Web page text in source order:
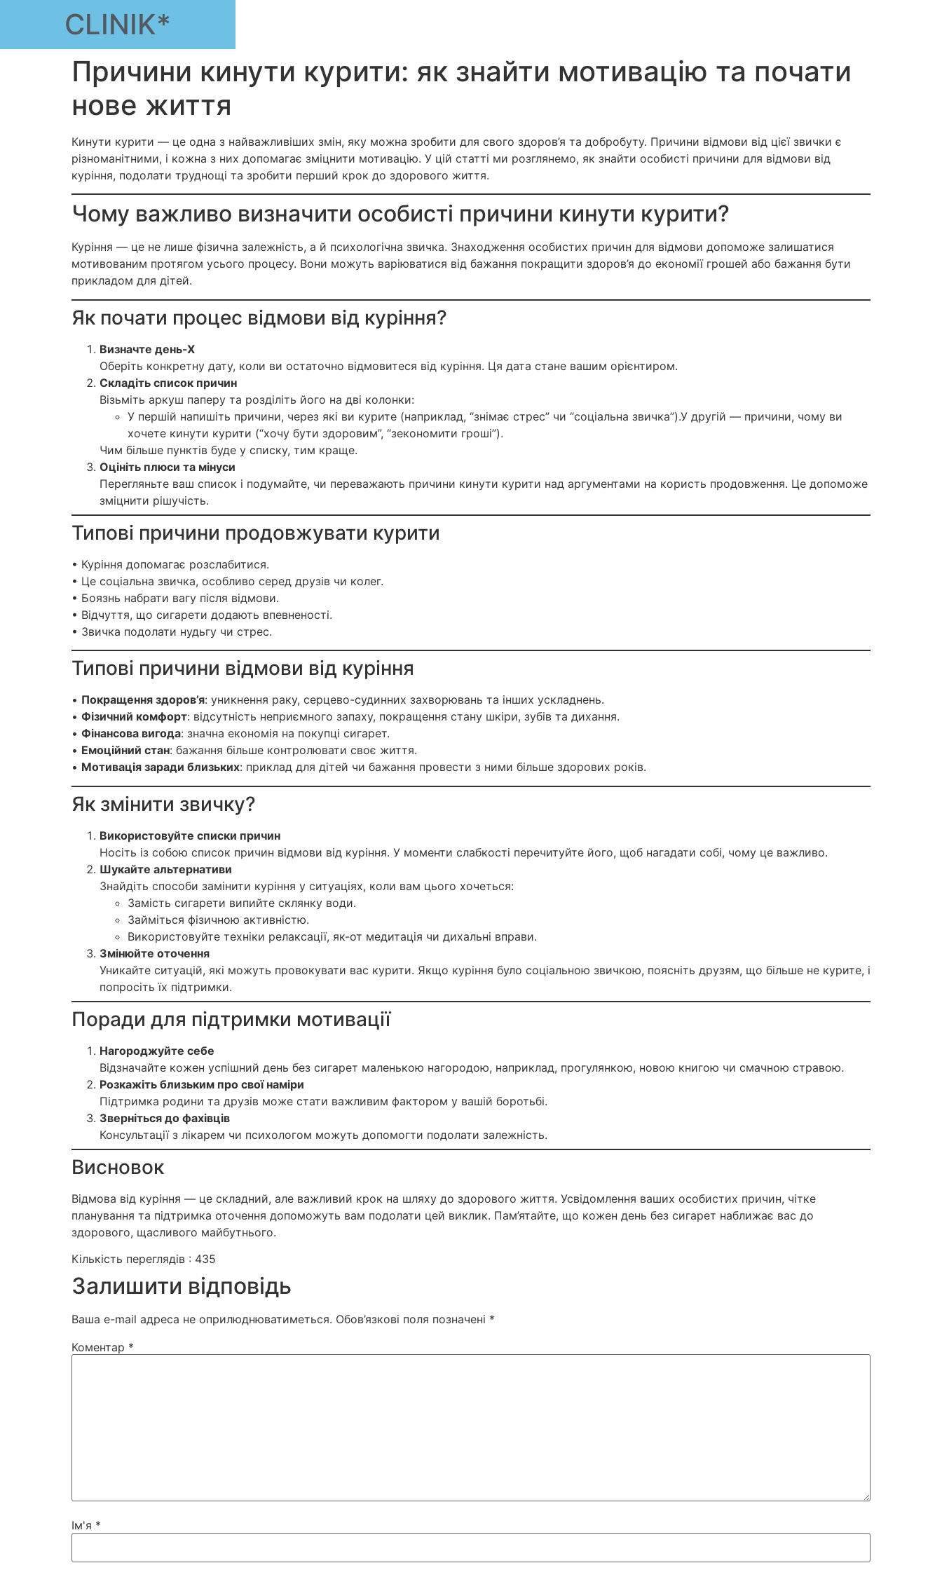
CLINIK*
Причини кинути курити: як знайти мотивацію та почати
нове життя
Кинути курити — це одна з найважливіших змін, яку можна зробити для свого здоров’я та добробуту. Причини відмови від цієї звички є
різноманітними, і кожна з них допомагає зміцнити мотивацію. У цій статті ми розглянемо, як знайти особисті причини для відмови від
куріння, подолати труднощі та зробити перший крок до здорового життя.
Чому важливо визначити особисті причини кинути курити?
Куріння — це не лише фізична залежність, а й психологічна звичка. Знаходження особистих причин для відмови допоможе залишатися
мотивованим протягом усього процесу. Вони можуть варіюватися від бажання покращити здоров’я до економії грошей або бажання бути
прикладом для дітей.
Як почати процес відмови від куріння?
Визначте день-Х
Оберіть конкретну дату, коли ви остаточно відмовитеся від куріння. Ця дата стане вашим орієнтиром.
Складіть список причин
Візьміть аркуш паперу та розділіть його на дві колонки:
У першій напишіть причини, через які ви курите (наприклад, “знімає стрес” чи “соціальна звичка”).У другій — причини, чому ви
хочете кинути курити (“хочу бути здоровим”, “зекономити гроші”).
Чим більше пунктів буде у списку, тим краще.
Оцініть плюси та мінуси
Перегляньте ваш список і подумайте, чи переважають причини кинути курити над аргументами на користь продовження. Це допоможе
зміцнити рішучість.
Типові причини продовжувати курити
• Куріння допомагає розслабитися.
• Це соціальна звичка, особливо серед друзів чи колег.
• Боязнь набрати вагу після відмови.
• Відчуття, що сигарети додають впевненості.
• Звичка подолати нудьгу чи стрес.
Типові причини відмови від куріння
• Покращення здоров’я: уникнення раку, серцево-судинних захворювань та інших ускладнень.
• Фізичний комфорт: відсутність неприємного запаху, покращення стану шкіри, зубів та дихання.
• Фінансова вигода: значна економія на покупці сигарет.
• Емоційний стан: бажання більше контролювати своє життя.
• Мотивація заради близьких: приклад для дітей чи бажання провести з ними більше здорових років.
Як змінити звичку?
Використовуйте списки причин
Носіть із собою список причин відмови від куріння. У моменти слабкості перечитуйте його, щоб нагадати собі, чому це важливо.
Шукайте альтернативи
Знайдіть способи замінити куріння у ситуаціях, коли вам цього хочеться:
Замість сигарети випийте склянку води.
Займіться фізичною активністю.
Використовуйте техніки релаксації, як-от медитація чи дихальні вправи.
Змінюйте оточення
Уникайте ситуацій, які можуть провокувати вас курити. Якщо куріння було соціальною звичкою, поясніть друзям, що більше не курите, і
попросіть їх підтримки.
Поради для підтримки мотивації
Нагороджуйте себе
Відзначайте кожен успішний день без сигарет маленькою нагородою, наприклад, прогулянкою, новою книгою чи смачною стравою.
Розкажіть близьким про свої наміри
Підтримка родини та друзів може стати важливим фактором у вашій боротьбі.
Зверніться до фахівців
Консультації з лікарем чи психологом можуть допомогти подолати залежність.
Висновок
Відмова від куріння — це складний, але важливий крок на шляху до здорового життя. Усвідомлення ваших особистих причин, чітке
планування та підтримка оточення допоможуть вам подолати цей виклик. Пам’ятайте, що кожен день без сигарет наближає вас до
здорового, щасливого майбутнього.
Кількість переглядів : 435
Залишити відповідь
Ваша e-mail адреса не оприлюднюватиметься. Обов’язкові поля позначені *
Коментар *
Ім'я *